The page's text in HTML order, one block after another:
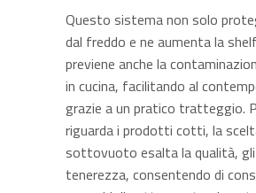
Questo sistema non solo
dal freddo e ne aumenta la
previene anche la
in cucina, facilitando al
grazie a un pratico tratteggio.
riguarda i prodotti cotti, la
sottovuoto esalta la qualità,
tenerezza, consentendo di